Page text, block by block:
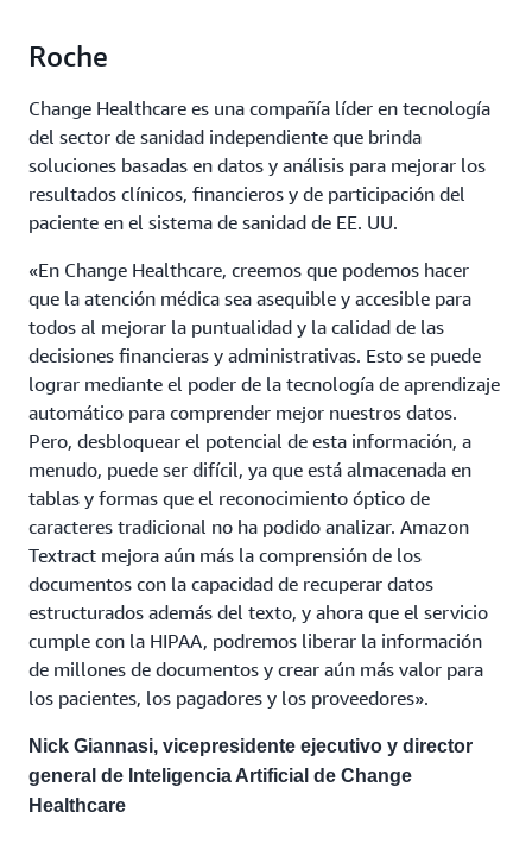
Roche
Change Healthcare es una compañía líder en tecnología
del sector de sanidad independiente que brinda
soluciones basadas en datos y análisis para mejorar los
resultados clínicos, financieros y de participación del
paciente en el sistema de sanidad de EE. UU.
«En Change Healthcare, creemos que podemos hacer
que la atención médica sea asequible y accesible para
todos al mejorar la puntualidad y la calidad de las
decisiones financieras y administrativas. Esto se puede
lograr mediante el poder de la tecnología de aprendizaje
automático para comprender mejor nuestros datos.
Pero, desbloquear el potencial de esta información, a
menudo, puede ser difícil, ya que está almacenada en
tablas y formas que el reconocimiento óptico de
caracteres tradicional no ha podido analizar. Amazon
Textract mejora aún más la comprensión de los
documentos con la capacidad de recuperar datos
estructurados además del texto, y ahora que el servicio
cumple con la HIPAA, podremos liberar la información
de millones de documentos y crear aún más valor para
los pacientes, los pagadores y los proveedores».
Nick Giannasi, vicepresidente ejecutivo y director
general de Inteligencia Artificial de Change
Healthcare